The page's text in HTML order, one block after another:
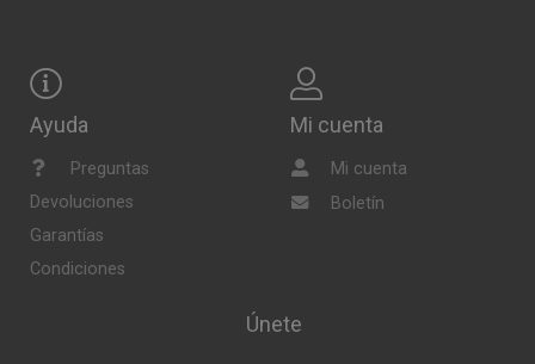
Ayuda
Preguntas
Devoluciones
Garantías
Condiciones
Mi cuenta
Mi cuenta
Boletín
Únete